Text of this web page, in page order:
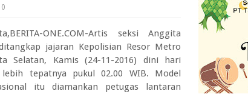
0
ONE.COM-Artis seksi Anggita
jajaran Kepolisian Resor Metro
Selatan, Kamis (24-11-2016) dini hari
tepatnya pukul 02.00 WIB. Model
itu diamankan petugas lantaran